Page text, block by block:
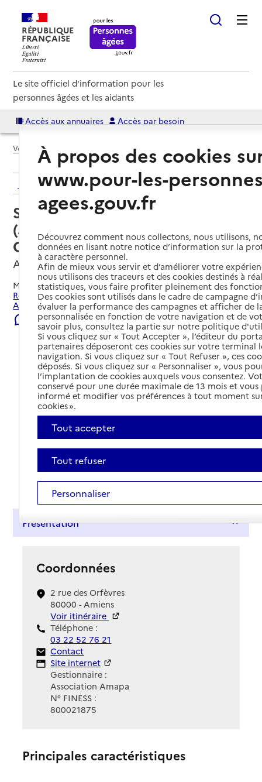
RÉPUBLIQUE
FRANÇAISE
Le site officiel d'information pour les
personnes âgées et les aidants
Accès aux annuaires Accès par besoin
Voir le fil d’Ariane
Retour aux résultats de l'annuaire
Service autonomie à domicile
(aide) – Services Amapa-
Ohsmose
Amiens, SOMME
Mis à jour le04/08/2026
Rechercher les établissements et services autour de
Amiens.
Signaler une erreur
Tout déplier
Présentation
Coordonnées
2 rue des Orfèvres
80000 - Amiens
Voir itinéraire
Téléphone :
03 22 52 76 21
Contact
Contact
Site Internet
Site internet
Gestionnaire :
Association Amapa
N° FINESS :
800021875
Principales caractéristiques
À propos des cookies
www.pour-les-
agees.gouv.fr
Découvrez comment nous collectons, nous utilisons,
données en lisant notre notice d’information sur la
à caractère personnel.
Afin de mieux vous servir et d’améliorer votre
nous utilisons des traceurs et des cookies destinés à
statistiques, vous faire profiter pleinement des
Des cookies sont utilisés dans le cadre de campagne
évaluer la performance des campagnes et afficher de
personnalisée en fonction de votre navigation et de
savoir plus, consultez la partie sur notre politique
Si vous cliquez sur « Tout Accepter », l’éditeur du
partenaires déposeront ces cookies sur votre terminal
navigation. Si vous cliquez sur « Tout Refuser », ces
déposés. Si vous cliquez sur « Personnaliser », vous
l’implantation de cookies auxquels vous consentez.
conservé pour une durée maximale de 13 mois et
informé et modifier vos préférences à tout moment
cookies ».
Tout accepter
Tout refuser
Personnaliser